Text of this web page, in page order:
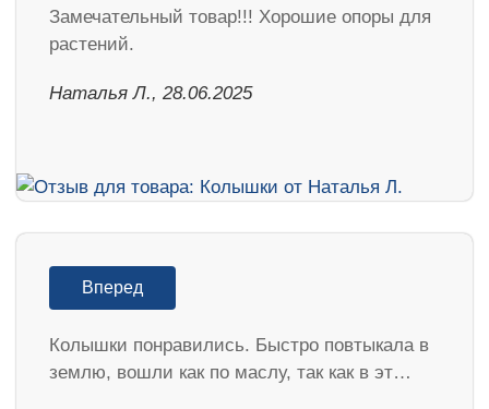
Замечательный товар!!! Хорошие опоры для
растений.
Наталья Л., 28.06.2025
Вперед
Колышки понравились. Быстро повтыкала в
землю, вошли как по маслу, так как в эт…